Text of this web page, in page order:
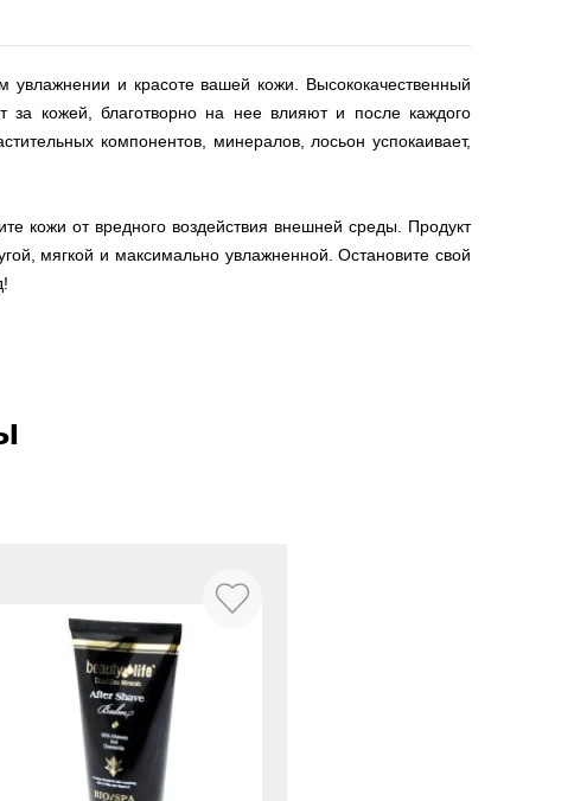
увлажнении и красоте вашей кожи. Высококачественный
за кожей, благотворно на нее влияют и после каждого
компонентов, минералов, лосьон успокаивает,
от вредного воздействия внешней среды. Продукт
мягкой и максимально увлажненной. Остановите свой